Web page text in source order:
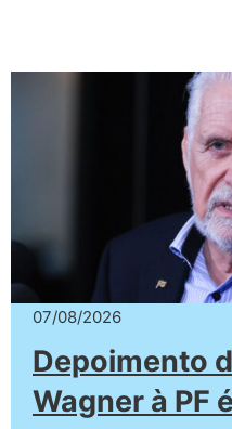
07/08/2026
Depoimento
Wagner à PF